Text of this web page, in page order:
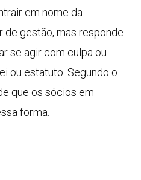
em nome da
gestão, mas responde
se agir com culpa ou
ou estatuto. Segundo o
que os sócios em
forma.